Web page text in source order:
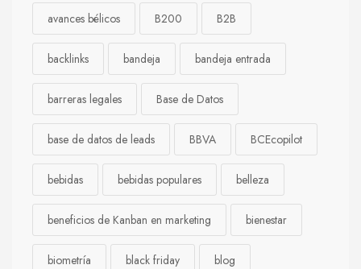
avances bélicos B200 B2B
backlinks bandeja bandeja entrada
barreras legales Base de Datos
base de datos de leads BBVA BCEcopilot
bebidas bebidas populares belleza
beneficios de Kanban en marketing bienestar
biometría black friday blog